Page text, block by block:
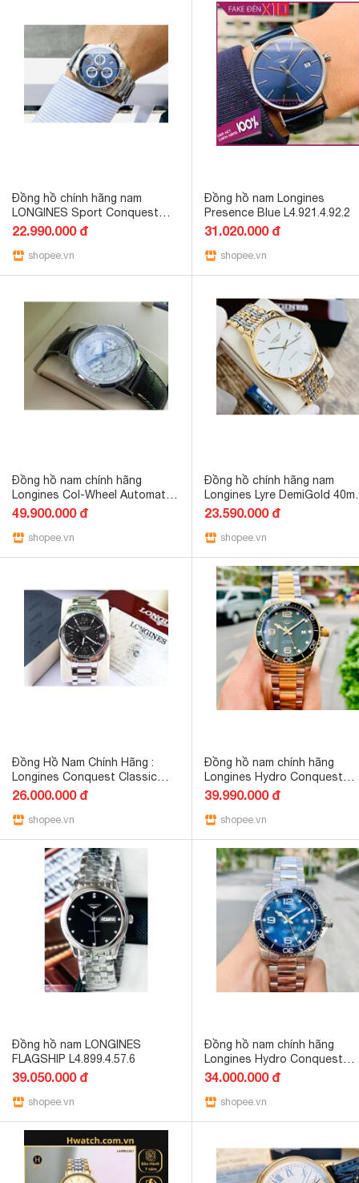
Đồng hồ chính hãng nam
LONGINES Sport Conquest
Chronograph L3.702.4.96.6-Máy
22.990.000 đ
shopee.vn
Đồng hồ nam Longines
Presence Blue L4.921.4.92.2
31.020.000 đ
shopee.vn
Đồng hồ nam chính hãng
Longines Col-Wheel Automatic
Chronograph L28004262 - Máy
49.900.000 đ
shopee.vn
Đồng hồ chính hãng nam
Longines Lyre DemiGold 40mm
L4.961.2.12.7 - Máy cơ tự
23.590.000 đ
shopee.vn
Đồng Hồ Nam Chính Hãng :
Longines Conquest Classic
L2.799.4.56.6 - 4 Kim Giờ GMT -
26.000.000 đ
shopee.vn
Đồng hồ nam chính hãng
Longines Hydro Conquest
Ceramic - L3.781.3.06.7 - Máy
sapphire
39.990.000 đ
shopee.vn
Đồng hồ nam LONGINES
FLAGSHIP L4.899.4.57.6
39.050.000 đ
shopee.vn
Đồng hồ nam chính hãng
Longines Hydro Conquest
Ceramic Blue- L3.782.4.96.6 -
Sapphire
34.000.000 đ
shopee.vn